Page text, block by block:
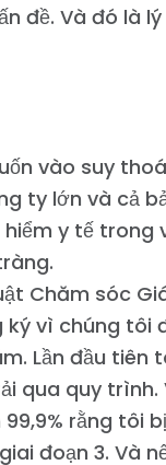
đề. Và đó là
vào suy
ty lớn và cả
y tế trong
Chăm sóc
vì chúng tôi
Lần đầu tiên
qua quy
rằng tôi
đoạn 3. Và